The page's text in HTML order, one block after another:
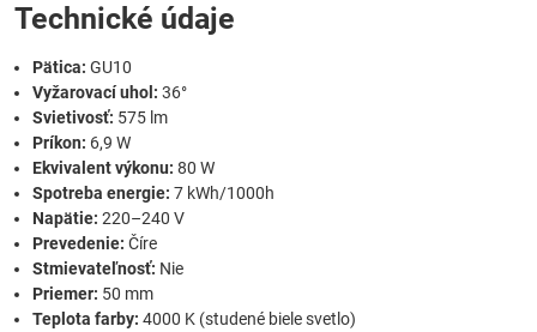
Technické údaje
Pätica: GU10
Vyžarovací uhol: 36°
Svietivosť: 575 lm
Príkon: 6,9 W
Ekvivalent výkonu: 80 W
Spotreba energie: 7 kWh/1000h
Napätie: 220–240 V
Prevedenie: Číre
Stmievateľnosť: Nie
Priemer: 50 mm
Teplota farby: 4000 K (studené biele svetlo)